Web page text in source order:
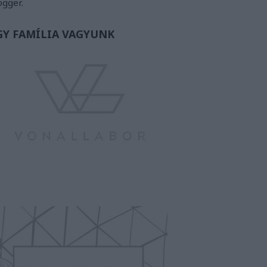
FAMÍLIA VAGYUNK